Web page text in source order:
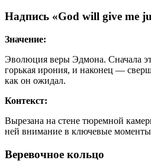
Надпись «God will give me
Значение:
Эволюция веры Эдмона. Сначала
горькая ирония, и наконец —
как он ожидал.
Контекст:
Вырезана на стене тюремной
ней внимание в ключевые моменты
Веревочное кольцо